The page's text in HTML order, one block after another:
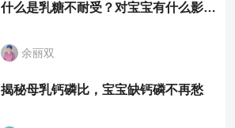
什么是乳糖不耐受？对宝宝有什么影响？
余丽双
揭秘母乳钙磷比，宝宝缺钙磷不再愁